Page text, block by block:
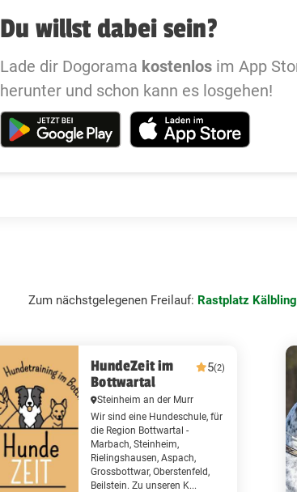
Du willst dabei sein?
Lade dir Dogorama kostenlos im App
herunter und schon kann es losgehen!
Zum nächstgelegenen Freilauf: Rastplatz
HundeZeit im
Bottwartal
5(2)
Steinheim an der Murr
Wir sind eine Hundeschule, für
die Region Bottwartal -
Marbach, Steinheim,
Rielingshausen, Aspach,
Grossbottwar, Oberstenfeld,
Beilstein. Zu unseren K...